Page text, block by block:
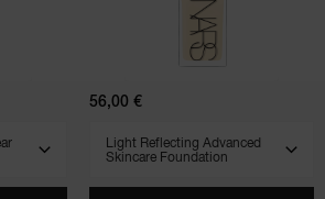
Light
Reflecting
Advanced
Skincare
56,00 €